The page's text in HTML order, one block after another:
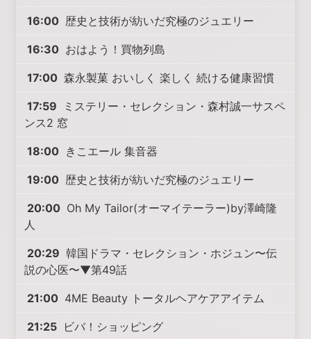
16:00 歴史と技術が紡いだ究極のジュエリー
16:30 おはよう！買物列島
17:00 森永製菓 おいしく 楽しく 続ける健康習慣
17:59
ミステリー・セレクション・森村誠一サスペ
ンス2 窓
18:00 きこエール 集音器
19:00 歴史と技術が紡いだ究極のジュエリー
20:00 Oh My Tailor(オーマイテーラー)by澤崎隆
人
20:29 韓国ドラマ・セレクション・ホジュン〜伝
説の心医〜▼第49話
21:00 4ME Beauty トータルヘアケアアイテム
21:25 ビバ！ショッピング